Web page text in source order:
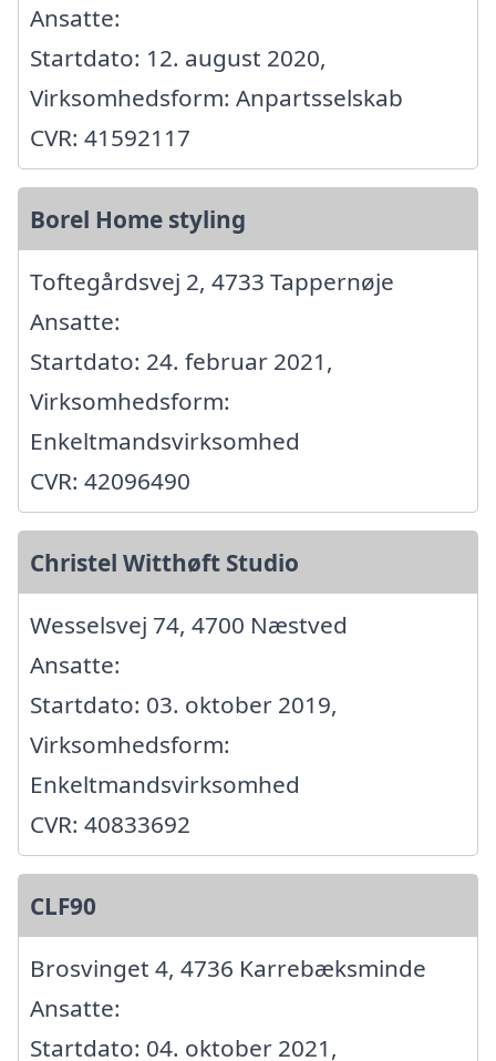
Ansatte:
Startdato: 12. august 2020,
Virksomhedsform: Anpartsselskab
CVR: 41592117
Borel Home styling
Toftegårdsvej 2, 4733 Tappernøje
Ansatte:
Startdato: 24. februar 2021,
Virksomhedsform:
Enkeltmandsvirksomhed
CVR: 42096490
Christel Witthøft Studio
Wesselsvej 74, 4700 Næstved
Ansatte:
Startdato: 03. oktober 2019,
Virksomhedsform:
Enkeltmandsvirksomhed
CVR: 40833692
CLF90
Brosvinget 4, 4736 Karrebæksminde
Ansatte:
Startdato: 04. oktober 2021,